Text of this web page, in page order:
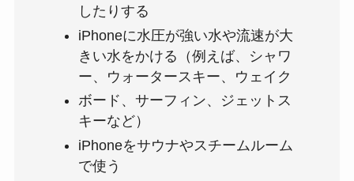
したりする
iPhoneに水圧が強い水や流速が大
きい水をかける（例えば、シャワ
ー、ウォータースキー、ウェイク
ボード、サーフィン、ジェットス
キーなど）
iPhoneをサウナやスチームルーム
で使う